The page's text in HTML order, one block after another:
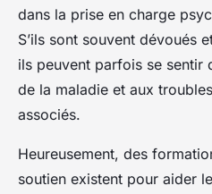
dans la prise en charge
S’ils sont souvent dévoués
ils peuvent parfois se sentir
de la maladie et aux
associés.
Heureusement, des
soutien existent pour aider